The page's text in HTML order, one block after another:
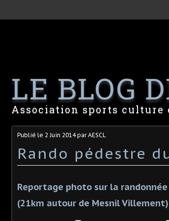
LE BLOG
Association sports
Publié le 2 Juin 2014par AESCL
Rando pédestre
Reportage photo sur la
(21km autour de Mesnil Villement)